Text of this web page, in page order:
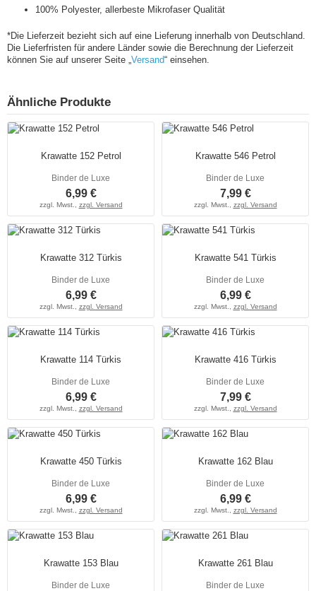
100% Polyester, allerbeste Mikrofaser Qualität
*Die Lieferzeit bezieht sich auf eine Lieferung innerhalb von Deutschland.
Die Lieferfristen für andere Länder sowie die Berechnung der Lieferzeit
können Sie auf unserer Seite „Versand“ einsehen.
Ähnliche Produkte
Krawatte 152 Petrol
Binder de Luxe
6,99 €
zzgl. Mwst., zzgl. Versand
Krawatte 546 Petrol
Binder de Luxe
7,99 €
zzgl. Mwst., zzgl. Versand
Krawatte 312 Türkis
Binder de Luxe
6,99 €
zzgl. Mwst., zzgl. Versand
Krawatte 541 Türkis
Binder de Luxe
6,99 €
zzgl. Mwst., zzgl. Versand
Krawatte 114 Türkis
Binder de Luxe
6,99 €
zzgl. Mwst., zzgl. Versand
Krawatte 416 Türkis
Binder de Luxe
7,99 €
zzgl. Mwst., zzgl. Versand
Krawatte 450 Türkis
Binder de Luxe
6,99 €
zzgl. Mwst., zzgl. Versand
Krawatte 162 Blau
Binder de Luxe
6,99 €
zzgl. Mwst., zzgl. Versand
Krawatte 153 Blau
Binder de Luxe
Krawatte 261 Blau
Binder de Luxe